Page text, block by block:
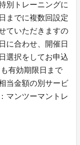
別トレーニングに
までに複数回設定
ていただきますの
に合わせ、開催日
選択をしてお申込
有効期限日まで
当金額の別サービ
マンツーマントレ